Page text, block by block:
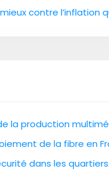
contre l’inflation
la production
de la fibre en
dans les quartiers